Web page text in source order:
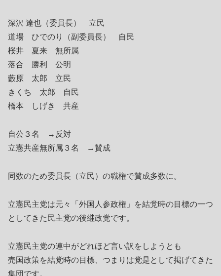
深沢 達也（委員長） 立民
道場 ひでのり（副委員長） 自民
桜井 夏来 無所属
落合 勝利 公明
藪原 太郎 立民
きくち 太郎 自民
橋本 しげき 共産
自公３名 →反対
立憲共産無所属３名 →賛成
同数のため委員長（立民）の職権で賛成多数に。
立憲民主党は元々「外国人参政権」を結党時の目標の一つ
としてきた民主党の後継政党です。
立憲民主党の連中がどれほど言い訳をしようとも
売国政策を結党時の目標、つまりは党是として掲げてきた
集団です。